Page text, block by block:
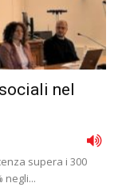
nel
supera i 300
negli...